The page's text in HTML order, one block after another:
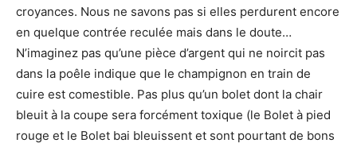
croyances. Nous ne savons pas si elles perdurent encore
en quelque contrée reculée mais dans le doute…
N’imaginez pas qu’une pièce d’argent qui ne noircit pas
dans la poêle indique que le champignon en train de
cuire est comestible. Pas plus qu’un bolet dont la chair
bleuit à la coupe sera forcément toxique (le Bolet à pied
rouge et le Bolet bai bleuissent et sont pourtant de bons